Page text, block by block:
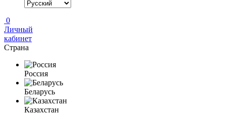
0
Личный
кабинет
Страна
Россия
Беларусь
Казахстан